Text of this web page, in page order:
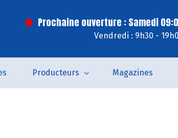
Prochaine ouverture : Samedi
Vendredi : 9h30 -
Producteurs Magazines